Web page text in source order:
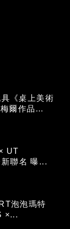
《桌上美術
爾作品...
UT
聯名 曝...
泡泡瑪特
×...